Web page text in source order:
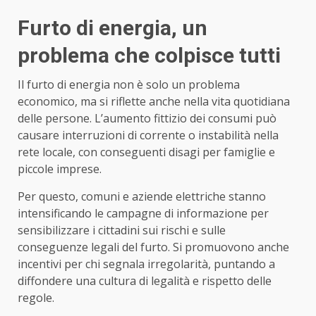
Furto di energia, un
problema che colpisce tutti
Il furto di energia non è solo un problema
economico, ma si riflette anche nella vita quotidiana
delle persone. L’aumento fittizio dei consumi può
causare interruzioni di corrente o instabilità nella
rete locale, con conseguenti disagi per famiglie e
piccole imprese.
Per questo, comuni e aziende elettriche stanno
intensificando le campagne di informazione per
sensibilizzare i cittadini sui rischi e sulle
conseguenze legali del furto. Si promuovono anche
incentivi per chi segnala irregolarità, puntando a
diffondere una cultura di legalità e rispetto delle
regole.